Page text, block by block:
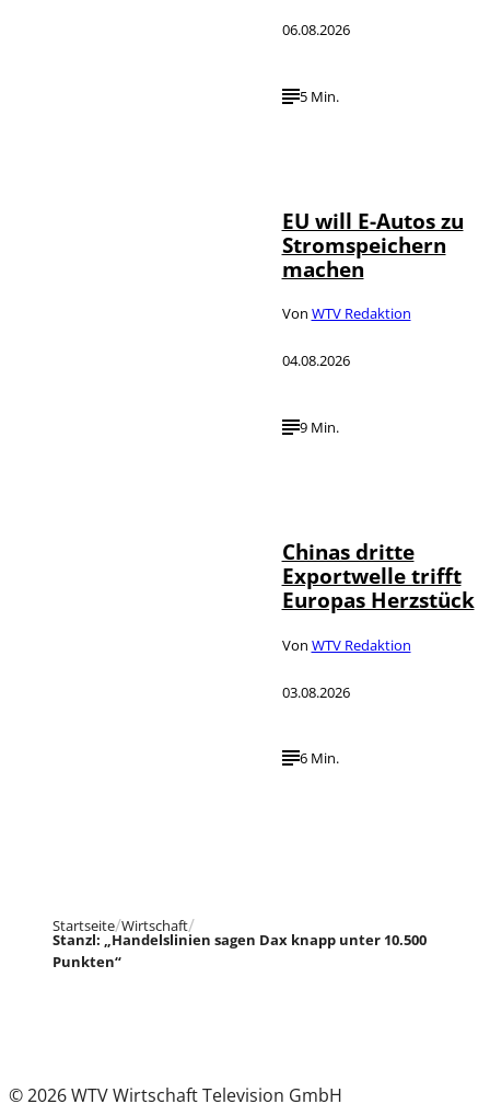
06.08.2026
5 Min.
EU will E-Autos zu
Stromspeichern
machen
Von WTV Redaktion
04.08.2026
9 Min.
Chinas dritte
Exportwelle trifft
Europas Herzstück
Von WTV Redaktion
03.08.2026
6 Min.
Startseite Wirtschaft
Stanzl: „Handelslinien sagen Dax knapp unter 10.500
Punkten“
© 2026 WTV Wirtschaft Television GmbH